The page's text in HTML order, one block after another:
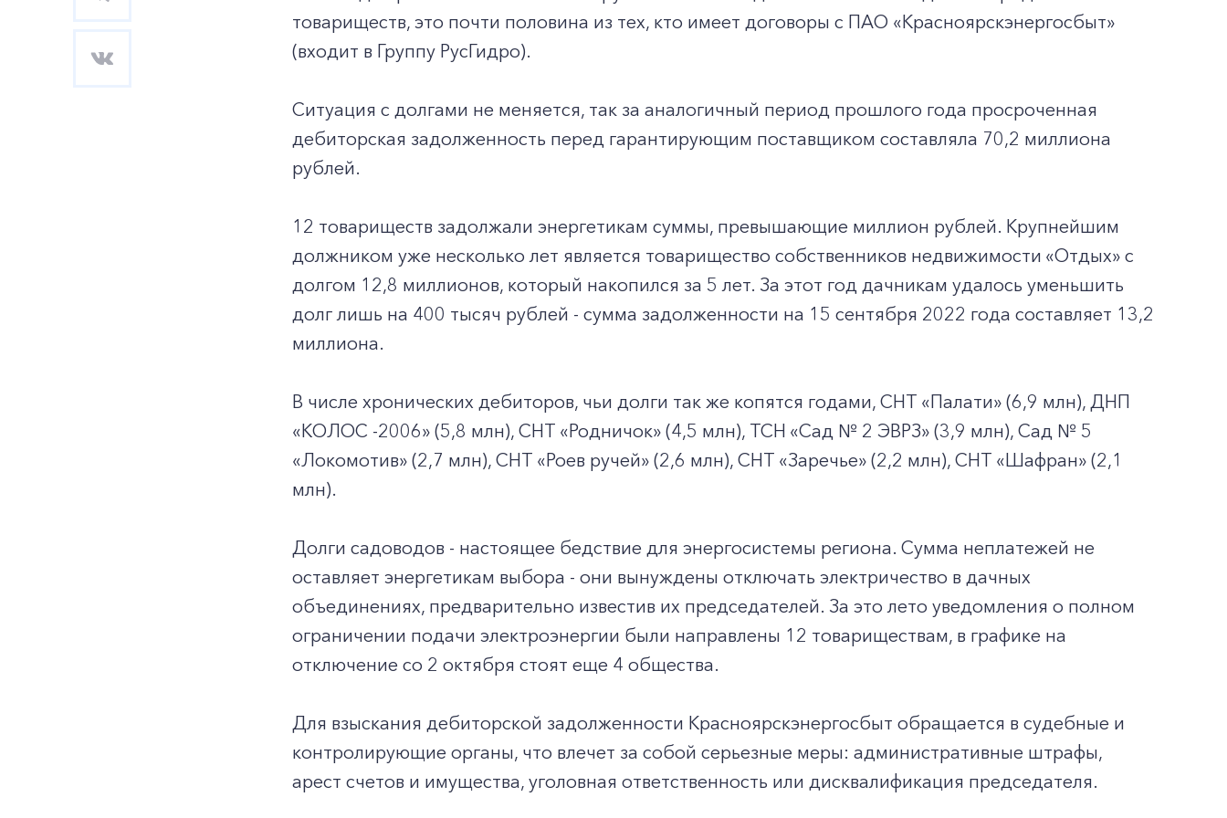
товариществ, это почти половина из тех, кто имеет договоры с ПАО «Красноярскэнергосбыт»
(входит в Группу РусГидро).
Ситуация с долгами не меняется, так за аналогичный период прошлого года просроченная
дебиторская задолженность перед гарантирующим поставщиком составляла 70,2 миллиона
рублей.
12 товариществ задолжали энергетикам суммы, превышающие миллион рублей. Крупнейшим
должником уже несколько лет является товарищество собственников недвижимости «Отдых» с
долгом 12,8 миллионов, который накопился за 5 лет. За этот год дачникам удалось уменьшить
долг лишь на 400 тысяч рублей - сумма задолженности на 15 сентября 2022 года составляет 13,2
миллиона.
В числе хронических дебиторов, чьи долги так же копятся годами, СНТ «Палати» (6,9 млн), ДНП
«КОЛОС -2006» (5,8 млн), СНТ «Родничок» (4,5 млн), ТСН «Сад № 2 ЭВРЗ» (3,9 млн), Сад № 5
«Локомотив» (2,7 млн), СНТ «Роев ручей» (2,6 млн), СНТ «Заречье» (2,2 млн), СНТ «Шафран» (2,1
млн).
Долги садоводов - настоящее бедствие для энергосистемы региона. Сумма неплатежей не
оставляет энергетикам выбора - они вынуждены отключать электричество в дачных
объединениях, предварительно известив их председателей. За это лето уведомления о полном
ограничении подачи электроэнергии были направлены 12 товариществам, в графике на
отключение со 2 октября стоят еще 4 общества.
Для взыскания дебиторской задолженности Красноярскэнергосбыт обращается в судебные и
контролирующие органы, что влечет за собой серьезные меры: административные штрафы,
арест счетов и имущества, уголовная ответственность или дисквалификация председателя.